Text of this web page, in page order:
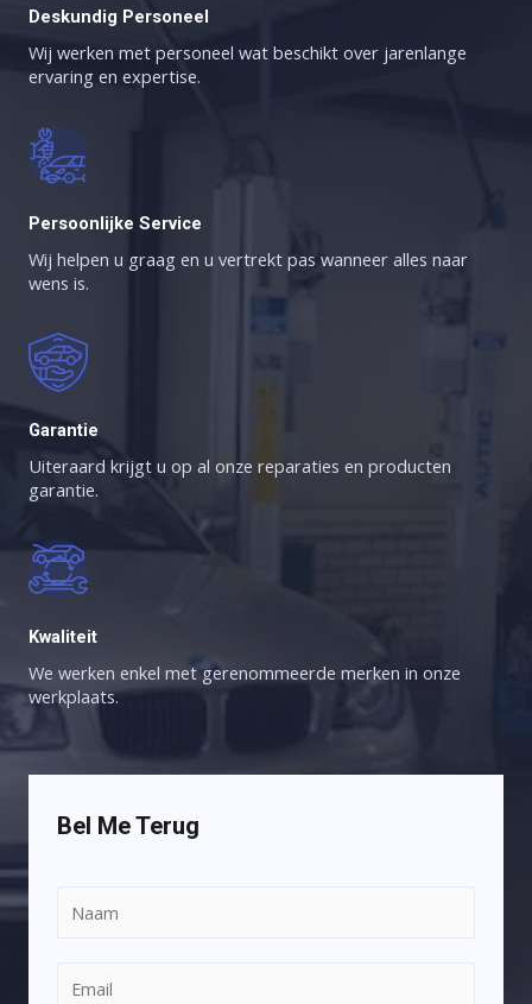
Deskundig Personeel
Wij werken met personeel wat beschikt over jarenlange
ervaring en expertise.
Persoonlijke Service
Wij helpen u graag en u vertrekt pas wanneer alles naar
wens is.
Garantie
Uiteraard krijgt u op al onze reparaties en producten
garantie.
Kwaliteit
We werken enkel met gerenommeerde merken in onze
werkplaats.
Bel Me Terug